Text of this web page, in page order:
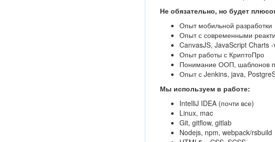
Не обязательно, но будет
Опыт мобильной разработки
Опыт с современными
CanvasJS, JavaScript Charts
Опыт работы с КриптоПро
Понимание ООП, шаблонов
Опыт с Jenkins, java,
Мы используем в работе:
IntelliJ IDEA (почти все)
Linux, mac
Git, gitflow, gitlab
Nodejs, npm, webpack/rsbuild